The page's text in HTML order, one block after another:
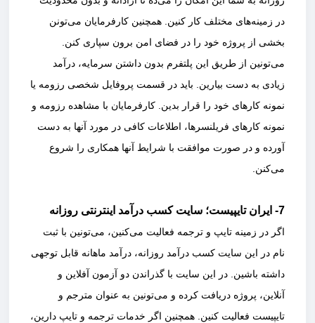
در زمینه‌های مختلف کار کنین. همچنین کارفرمایان می‌تونن
بخشی از پروژه خود را در فضای امن برون سپاری کنن.
می‌تونین از طریق این پلتفرم بدون داشتن سرمایه، درآمد
زیادی به دست بیارین. باید در قسمت پروفایل شخصی رزومه یا
نمونه کارهای خود را قرار بدین. کارفرمایان با مشاهده رزومه و
نمونه کارهای فریلنسرها، اطلاعات کافی در مورد آنها به دست
آورده و در صورت موافقت با شرایط آنها همکاری را شروع
می‌کنن.
7- ایران تایپیست؛ سایت کسب درآمد اینترنتی روزانه
اگر در زمینه تایپ و ترجمه فعالیت می‌کنین، می‌تونین با ثبت
نام در این سایت کسب درآمد روزانه، درآمد ماهانه قابل توجهی
داشته باشین. در این سایت با گذراندن دو آزمون آفلاین و
آنلاین، پروژه دریافت کرده و می‌تونین به عنوان مترجم و
تایپیست فعالیت کنین. همچنین اگر خدمات ترجمه و تایپ دارین،